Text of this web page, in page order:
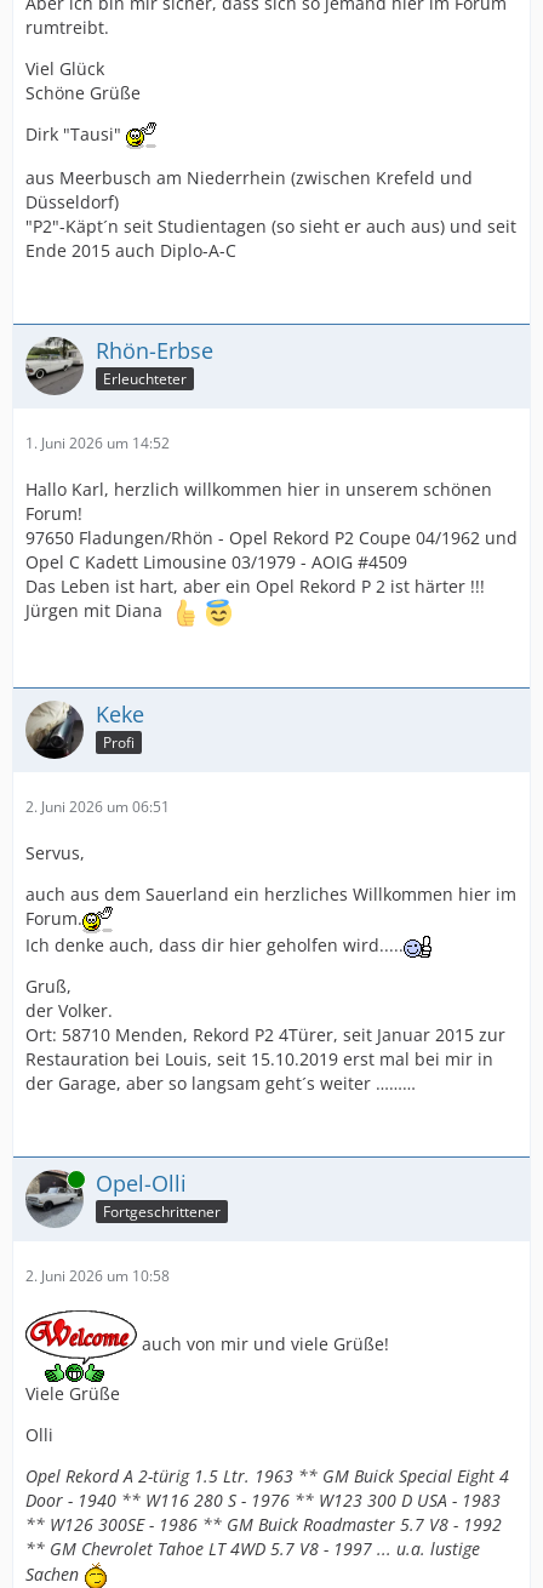
rumtreibt.
Viel Glück
Schöne Grüße
Dirk "Tausi"
aus Meerbusch am Niederrhein (zwischen Krefeld und
Düsseldorf)
"P2"-Käpt´n seit Studientagen (so sieht er auch aus) und seit
Ende 2015 auch Diplo-A-C
Rhön-Erbse
Erleuchteter
1. Juni 2026 um 14:52
Hallo Karl, herzlich willkommen hier in unserem schönen
Forum!
97650 Fladungen/Rhön - Opel Rekord P2 Coupe 04/1962 und
Opel C Kadett Limousine 03/1979 - AOIG #4509
Das Leben ist hart, aber ein Opel Rekord P 2 ist härter !!!
Jürgen mit Diana
Keke
Profi
2. Juni 2026 um 06:51
Servus,
auch aus dem Sauerland ein herzliches Willkommen hier im
Forum.
Ich denke auch, dass dir hier geholfen wird.....
Gruß,
der Volker.
Ort: 58710 Menden, Rekord P2 4Türer, seit Januar 2015 zur
Restauration bei Louis, seit 15.10.2019 erst mal bei mir in
der Garage, aber so langsam geht´s weiter ………
Online Opel-Olli
Fortgeschrittener
2. Juni 2026 um 10:58
auch von mir und viele Grüße!
Viele Grüße
Olli
Opel Rekord A 2-türig 1.5 Ltr. 1963 ** GM Buick Special Eight 4
Door - 1940 ** W116 280 S - 1976 ** W123 300 D USA - 1983
** W126 300SE - 1986 ** GM Buick Roadmaster 5.7 V8 - 1992
** GM Chevrolet Tahoe LT 4WD 5.7 V8 - 1997 ... u.a. lustige
Sachen